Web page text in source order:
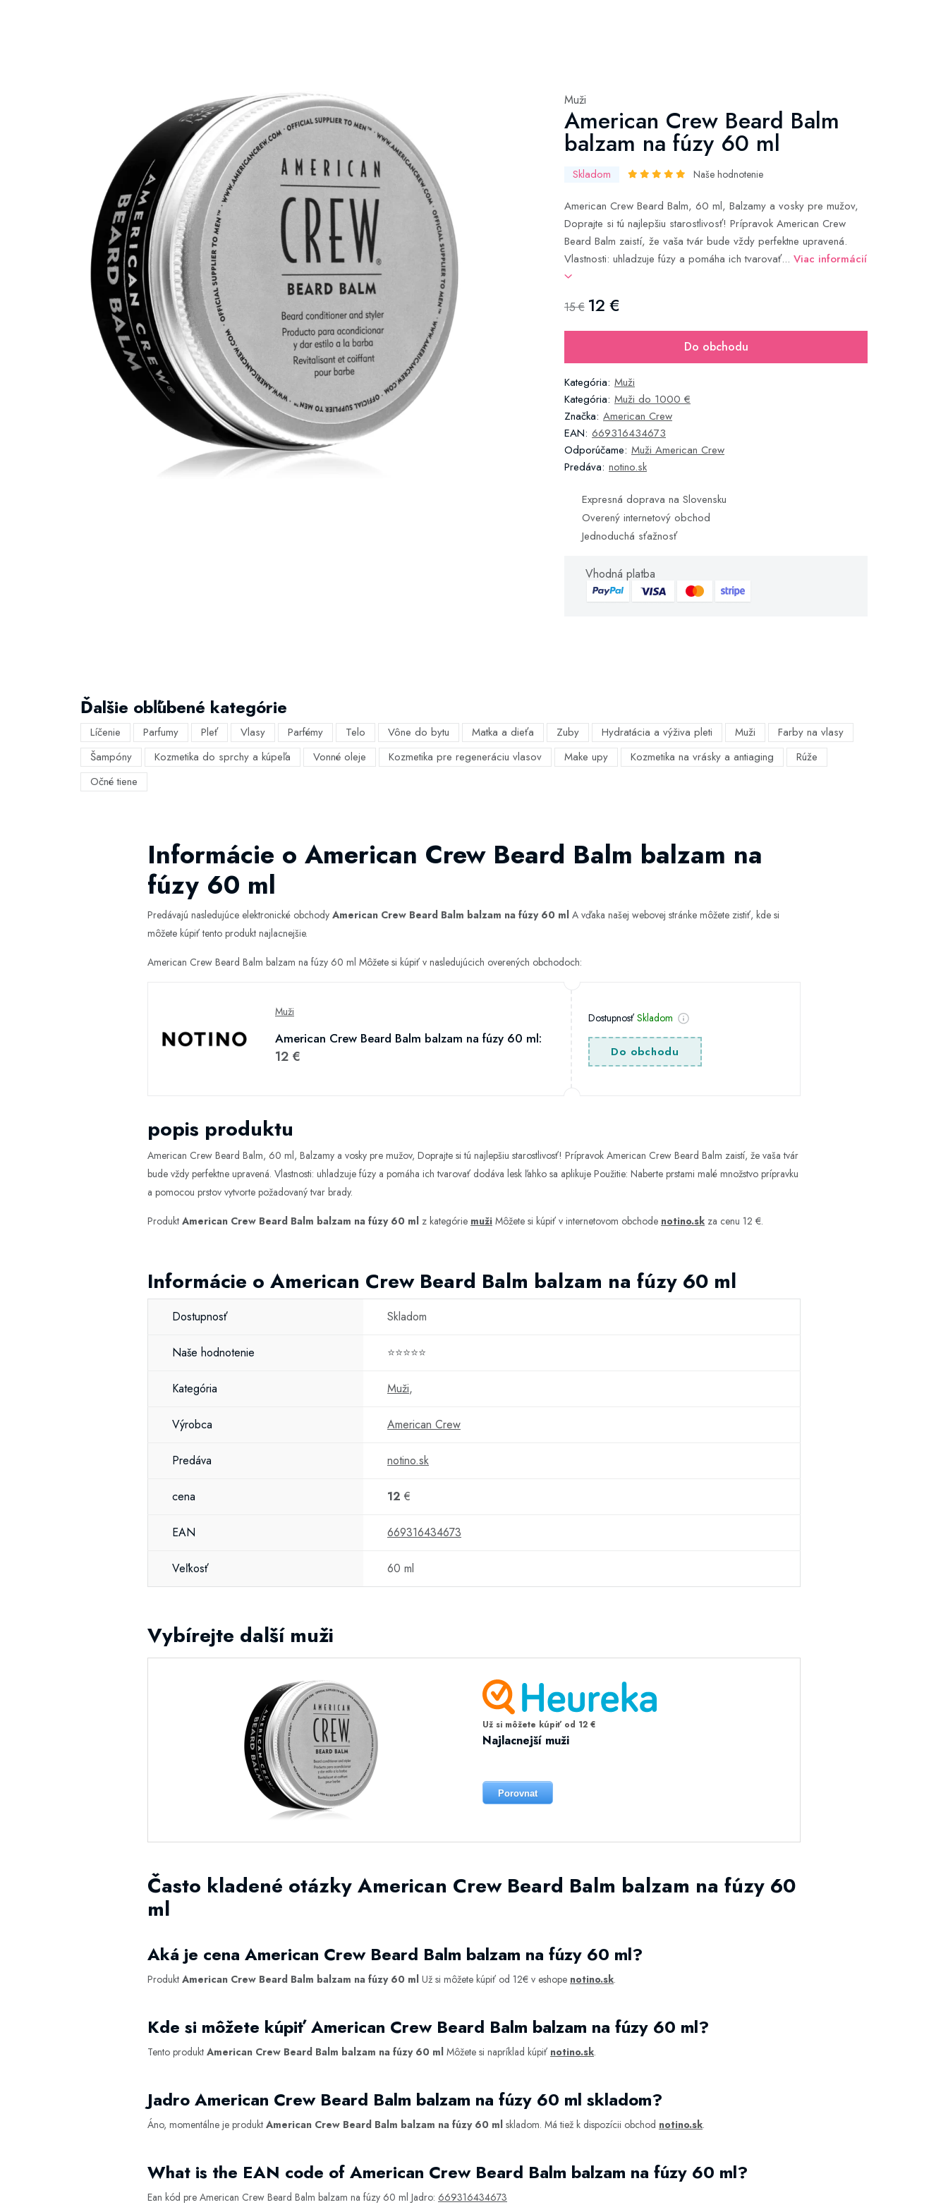
Muži
American Crew Beard Balm
balzam na fúzy 60 ml
Skladom Naše hodnotenie
American Crew Beard Balm, 60 ml, Balzamy a vosky pre mužov,
Doprajte si tú najlepšiu starostlivosť! Prípravok American Crew
Beard Balm zaistí, že vaša tvár bude vždy perfektne upravená.
Vlastnosti: uhladzuje fúzy a pomáha ich tvarovať... Viac informácií
15 € 12 €
Do obchodu
Kategória: Muži
Kategória: Muži do 1000 €
Značka: American Crew
EAN: 669316434673
Odporúčame: Muži American Crew
Predáva: notino.sk
Expresná doprava na Slovensku
Overený internetový obchod
Jednoduchá sťažnosť
Vhodná platba
Ďalšie obľúbené kategórie
Líčenie Parfumy Pleť Vlasy Parfémy Telo Vône do bytu Matka a dieťa Zuby Hydratácia a výživa pleti Muži
Farby na vlasy
Šampóny
Kozmetika do sprchy a kúpeľa Vonné oleje Kozmetika pre regeneráciu vlasov Make upy Kozmetika na vrásky a antiaging
Rúže
Očné tiene
Informácie o American Crew Beard Balm balzam na
fúzy 60 ml
Predávajú nasledujúce elektronické obchody American Crew Beard Balm balzam na fúzy 60 ml A vďaka našej webovej stránke môžete zistiť, kde si
môžete kúpiť tento produkt najlacnejšie.
American Crew Beard Balm balzam na fúzy 60 ml Môžete si kúpiť v nasledujúcich overených obchodoch:
Muži
American Crew Beard Balm balzam na fúzy 60 ml:
12 €
DostupnosťSkladom
Do obchodu
popis produktu
American Crew Beard Balm, 60 ml, Balzamy a vosky pre mužov, Doprajte si tú najlepšiu starostlivosť! Prípravok American Crew Beard Balm zaistí, že vaša tvár
bude vždy perfektne upravená. Vlastnosti: uhladzuje fúzy a pomáha ich tvarovať dodáva lesk ľahko sa aplikuje Použitie: Naberte prstami malé množstvo prípravku
a pomocou prstov vytvorte požadovaný tvar brady.
Produkt American Crew Beard Balm balzam na fúzy 60 ml z kategórie muži Môžete si kúpiť v internetovom obchode notino.sk za cenu 12 €.
Informácie o American Crew Beard Balm balzam na fúzy 60 ml
Dostupnosť Skladom
Naše hodnotenie ⭐⭐⭐⭐⭐
Kategória Muži,
Výrobca American Crew
Predáva notino.sk
cena 12 €
EAN 669316434673
Veľkosť 60 ml
Vybírejte další muži
Už si môžete kúpiť od 12 €
Najlacnejší muži
Porovnat
Často kladené otázky American Crew Beard Balm balzam na fúzy 60
ml
Aká je cena American Crew Beard Balm balzam na fúzy 60 ml?
Produkt American Crew Beard Balm balzam na fúzy 60 ml Už si môžete kúpiť od 12€ v eshope notino.sk.
Kde si môžete kúpiť American Crew Beard Balm balzam na fúzy 60 ml?
Tento produkt American Crew Beard Balm balzam na fúzy 60 ml Môžete si napríklad kúpiť notino.sk.
Jadro American Crew Beard Balm balzam na fúzy 60 ml skladom?
Áno, momentálne je produkt American Crew Beard Balm balzam na fúzy 60 ml skladom. Má tiež k dispozícii obchod notino.sk.
What is the EAN code of American Crew Beard Balm balzam na fúzy 60 ml?
Ean kód pre American Crew Beard Balm balzam na fúzy 60 ml Jadro: 669316434673